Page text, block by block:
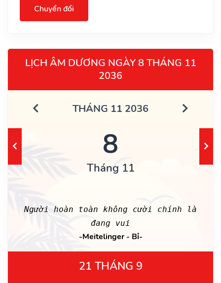
Chuyển đổi
LỊCH ÂM DƯƠNG NGÀY 8 THÁNG 11
2036
THÁNG 11 2036
8
Tháng 11
Người hoàn toàn không cười chính là
đang vui
-Meitelinger - Bỉ-
21 THÁNG 9